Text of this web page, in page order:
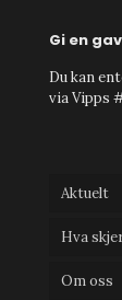
Gi en
Du kan
via Vipps
Aktuelt
Hva
Om oss